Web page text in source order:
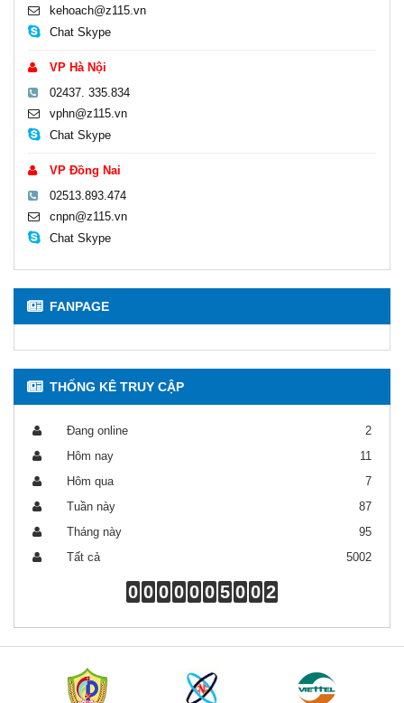
kehoach@z115.vn
Chat Skype
VP Hà Nội
02437. 335.834
vphn@z115.vn
Chat Skype
VP Đồng Nai
02513.893.474
cnpn@z115.vn
Chat Skype
FANPAGE
THỐNG KÊ TRUY CẬP
Đang online
2
Hôm nay
11
Hôm qua
7
Tuần này
87
Tháng này
95
Tất cả
5002
0 0 0 0 0 0 5 0 0 2